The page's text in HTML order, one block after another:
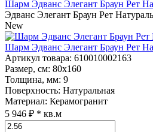
Шарм Эдванс Элегант Браун Рет
Эдванс Элегант Браун Рет
New
Шарм Эдванс Элегант Браун Рет
Артикул товара: 610010002163
Размер, см: 80x160
Толщина, мм: 9
Поверхность: Натуральная
Материал: Керамогранит
5 946 ₽ * кв.м